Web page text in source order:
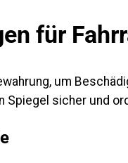
für
um
Spiegel sicher und